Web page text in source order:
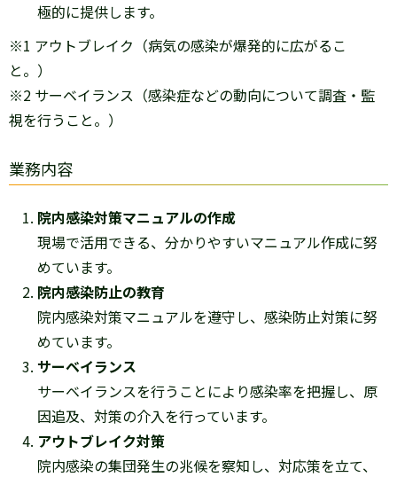
極的に提供します。
※1 アウトブレイク（病気の感染が爆発的に広がるこ
と。）
※2 サーベイランス（感染症などの動向について調査・監
視を行うこと。）
業務内容
院内感染対策マニュアルの作成
現場で活用できる、分かりやすいマニュアル作成に努
めています。
院内感染防止の教育
院内感染対策マニュアルを遵守し、感染防止対策に努
めています。
サーベイランス
サーベイランスを行うことにより感染率を把握し、原
因追及、対策の介入を行っています。
アウトブレイク対策
院内感染の集団発生の兆候を察知し、対応策を立て、